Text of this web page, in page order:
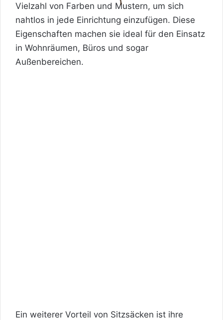
Vielzahl von Farben und Mustern, um sich
nahtlos in jede Einrichtung einzufügen. Diese
Eigenschaften machen sie ideal für den Einsatz
in Wohnräumen, Büros und sogar
Außenbereichen.
Ein weiterer Vorteil von Sitzsäcken ist ihre